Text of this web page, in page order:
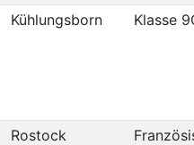
Kühlungsborn Klasse
Rostock